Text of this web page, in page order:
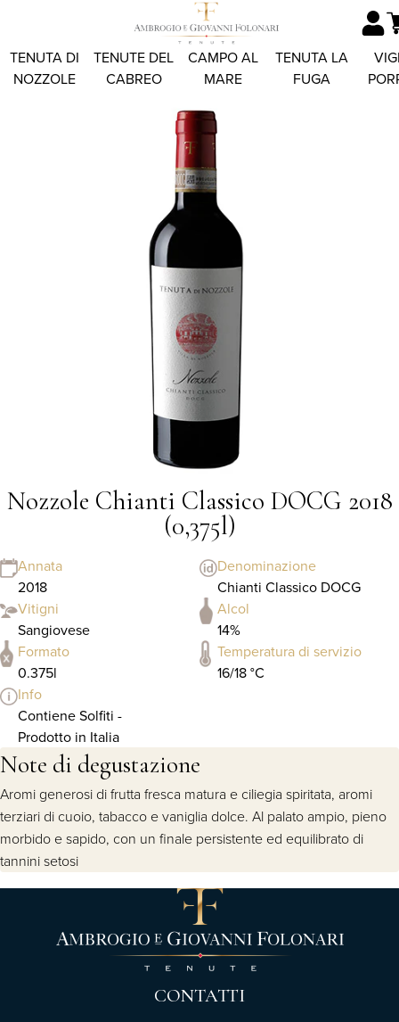
TENUTA DI
NOZZOLE
TENUTE DEL
CABREO
CAMPO AL
MARE
TENUTA LA
FUGA
Nozzole Chianti Classico DOCG 2018
(0,375l)
Annata
2018
Denominazione
Chianti Classico DOCG
Vitigni
Sangiovese
Alcol
14%
Formato
0.375l
Temperatura di servizio
16/18 °C
Info
Contiene Solfiti -
Prodotto in Italia
Note di degustazione
Aromi generosi di frutta fresca matura e ciliegia spiritata, aromi
terziari di cuoio, tabacco e vaniglia dolce. Al palato ampio, pieno
morbido e sapido, con un finale persistente ed equilibrato di
tannini setosi
CONTATTI